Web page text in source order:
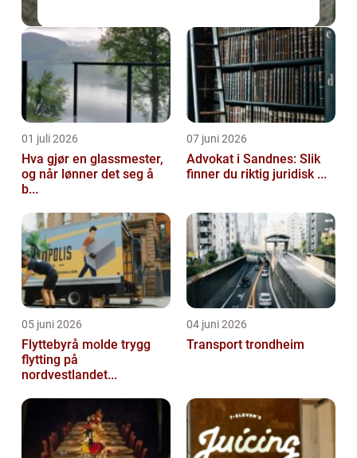
01 juli 2026
Hva gjør en glassmester,
og når lønner det seg å
b...
07 juni 2026
Advokat i Sandnes: Slik
finner du riktig juridisk ...
05 juni 2026
Flyttebyrå molde trygg
flytting på
nordvestlandet...
04 juni 2026
Transport trondheim